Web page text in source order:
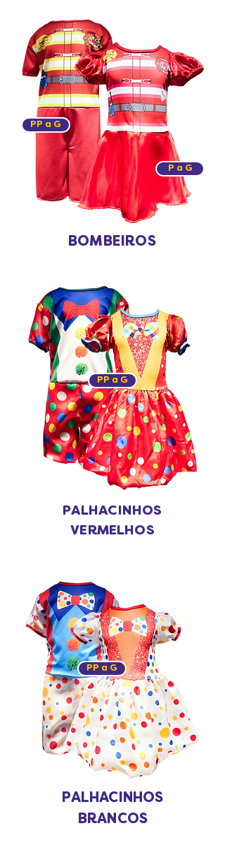
PP a G
P a G
BOMBEIROS
PP a G
PALHACINHOS
VERMELHOS
PP a G
PALHACINHOS
BRANCOS